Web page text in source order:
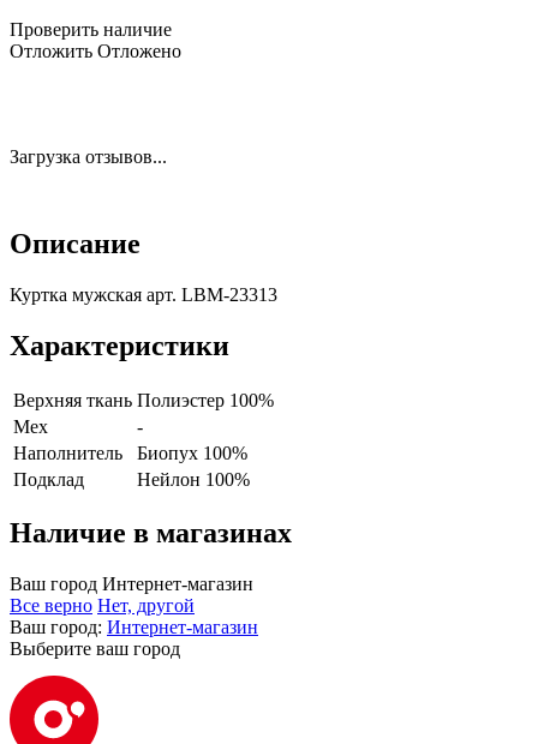
Проверить наличие
Отложить Отложено
Загрузка отзывов...
Описание
Куртка мужская арт. LBM-23313
Характеристики
Верхняя ткань Полиэстер 100%
Мех
-
Наполнитель
Биопух 100%
Подклад
Нейлон 100%
Наличие в магазинах
Ваш город Интернет-магазин
Все верно Нет, другой
Ваш город: Интернет-магазин
Выберите ваш город